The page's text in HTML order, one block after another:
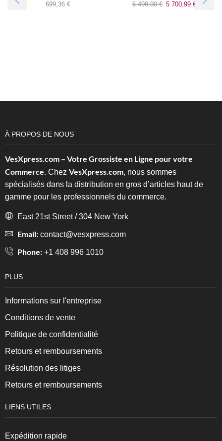
699,36 € 6 499,00€ 5 700,99 €
À PROPOS DE NOUS
VesXpress.com – Votre Grossiste en Ligne pour votre
Commerce. Chez VesXpress.com, nous sommes
spécialisés dans la distribution en gros d’articles haut de
gamme pour les professionnels du commerce.
East 21st Street / 304 New York
Email: contact@vesxpress.com
Phone: +1 408 996 1010
PLUS
Informations sur l'entreprise
Conditions de vente
Politique de confidentialité
Retours et remboursements
Résolution des litiges
Retours et remboursements
LIENS UTILES
Expédition rapide